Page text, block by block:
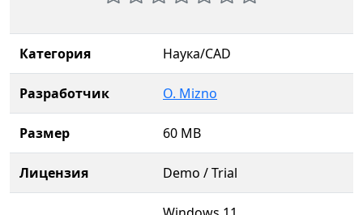
Категория Наука/CAD
Разработчик O. Mizno
Размер 60 MB
Лицензия Demo / Trial